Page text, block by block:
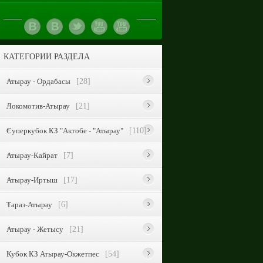
КАТЕГОРИИ РАЗДЕЛА
Атырау - Ордабасы [28]
Локомотив-Атырау [21]
Суперкубок КЗ "Актобе - "Атырау" [110]
Атырау-Кайрат [7]
Атырау-Иртыш [17]
Тараз-Атырау [6]
Атырау - Жетысу [21]
Кубок КЗ Атырау-Окжетпес [54]